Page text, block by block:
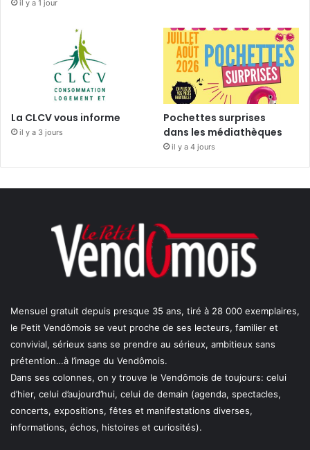
il y a 1 jour
La CLCV vous informe
il y a 3 jours
Pochettes surprises
dans les médiathèques
il y a 4 jours
Mensuel gratuit depuis presque 35 ans, tiré à 28 000 exemplaires,
le Petit Vendômois se veut proche de ses lecteurs, familier et
convivial, sérieux sans se prendre au sérieux, ambitieux sans
prétention…à l’image du Vendômois.
Dans ses colonnes, on y trouve le Vendômois de toujours: celui
d’hier, celui d’aujourd’hui, celui de demain (agenda, spectacles,
concerts, expositions, fêtes et manifestations diverses,
informations, échos, histoires et curiosités).